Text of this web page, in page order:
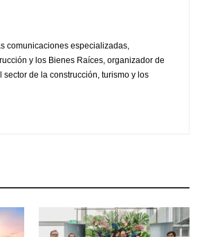
comunicaciones especializadas,
y los Bienes Raíces, organizador de
de la construcción, turismo y los